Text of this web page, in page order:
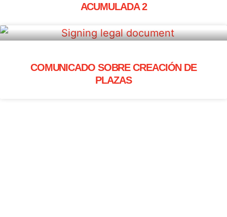
ACUMULADA 2
COMUNICADO SOBRE CREACIÓN DE
PLAZAS